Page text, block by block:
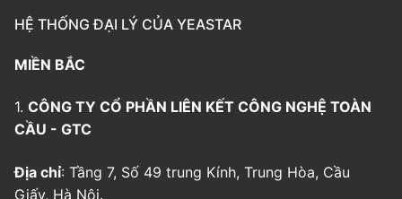
HỆ THỐNG ĐẠI LÝ CỦA YEASTAR
MIỀN BẮC
1. CÔNG TY CỔ PHẦN LIÊN KẾT CÔNG NGHỆ TOÀN
CẦU - GTC
Địa chỉ: Tầng 7, Số 49 trung Kính, Trung Hòa, Cầu
Giấy, Hà Nội.